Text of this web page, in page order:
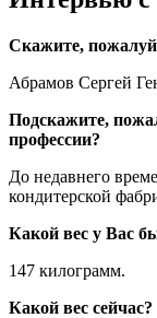
Скажите,
Абрамов Сергей
Подскажите,
профессии?
До недавнего
кондитерской
Какой вес у Вас
147 килограмм.
Какой вес сейчас?